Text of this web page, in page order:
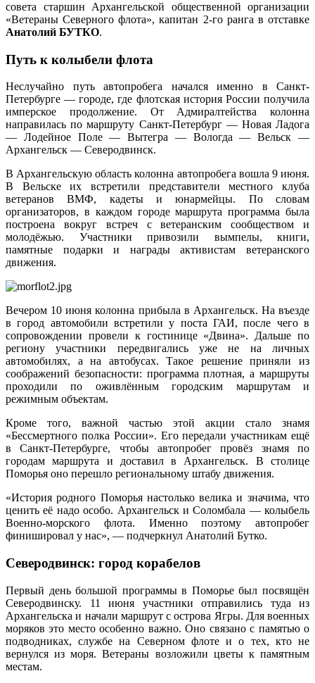
совета старшин Архангельской общественной организации
«Ветераны Северного флота», капитан 2-го ранга в отставке
Анатолий БУТКО.
Путь к колыбели флота
Неслучайно путь автопробега начался именно в Санкт-
Петербурге — городе, где флотская история России получила
имперское продолжение. От Адмиралтейства колонна
направилась по маршруту Санкт-Петербург — Новая Ладога
— Лодейное Поле — Вытегра — Вологда — Вельск —
Архангельск — Северодвинск.
В Архангельскую область колонна автопробега вошла 9 июня.
В Вельске их встретили представители местного клуба
ветеранов ВМФ, кадеты и юнармейцы. По словам
организаторов, в каждом городе маршрута программа была
построена вокруг встреч с ветеранским сообществом и
молодёжью. Участники привозили вымпелы, книги,
памятные подарки и награды активистам ветеранского
движения.
Вечером 10 июня колонна прибыла в Архангельск. На въезде
в город автомобили встретили у поста ГАИ, после чего в
сопровождении провели к гостинице «Двина». Дальше по
региону участники передвигались уже не на личных
автомобилях, а на автобусах. Такое решение приняли из
соображений безопасности: программа плотная, а маршруты
проходили по оживлённым городским маршрутам и
режимным объектам.
Кроме того, важной частью этой акции стало знамя
«Бессмертного полка России». Его передали участникам ещё
в Санкт-Петербурге, чтобы автопробег провёз знамя по
городам маршрута и доставил в Архангельск. В столице
Поморья оно перешло региональному штабу движения.
«История родного Поморья настолько велика и значима, что
ценить её надо особо. Архангельск и Соломбала — колыбель
Военно-морского флота. Именно поэтому автопробег
финишировал у нас», — подчеркнул Анатолий Бутко.
Северодвинск: город корабелов
Первый день большой программы в Поморье был посвящён
Северодвинску. 11 июня участники отправились туда из
Архангельска и начали маршрут с острова Ягры. Для военных
моряков это место особенно важно. Оно связано с памятью о
подводниках, службе на Северном флоте и о тех, кто не
вернулся из моря. Ветераны возложили цветы к памятным
местам.